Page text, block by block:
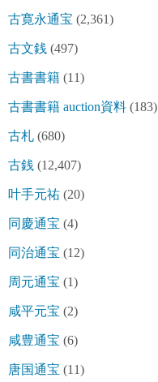
古寛永通宝 (2,361)
古文銭 (497)
古書書籍 (11)
古書書籍 auction資料 (183)
古札 (680)
古銭 (12,407)
叶手元祐 (20)
同慶通宝 (4)
同治通宝 (12)
周元通宝 (1)
咸平元宝 (2)
咸豊通宝 (6)
唐国通宝 (11)